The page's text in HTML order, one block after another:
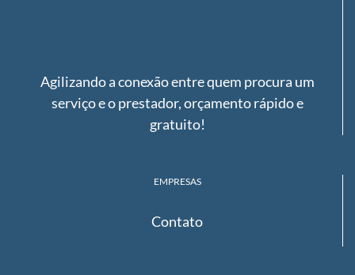
Agilizando a conexão entre quem procura um
serviço e o prestador, orçamento rápido e
gratuito!
EMPRESAS
Contato